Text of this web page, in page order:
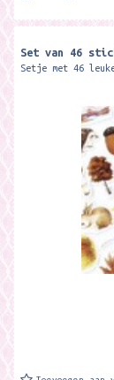
Set van 46
Setje met 46